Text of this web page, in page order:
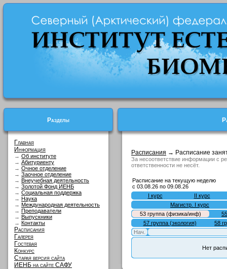
Разделы
Главная
Информация
→ Об институте
→ Абитуриенту
→ Очное отделение
→ Заочное отделение
→ Внеучебная деятельность
→ Золотой Фонд ИЕНБ
→ Социальная поддержка
→ Наука
→ Международная деятельность
→ Преподаватели
→ Выпускники
→ Контакты
Расписания
Галерея
Гостевая
Конкурс
Старая версия сайта
ИЕНБ на сайте САФУ
Расписания → Расписание
За несоответствие информации с
ответственности не несёт.
Расписание на текущую неделю
с 03.08.26 по 09.08.26
I курс
II курс
Магистр. I курс
53 гpуппа (физика/инф)
57 группа (экология)
58
Нач.
Нет